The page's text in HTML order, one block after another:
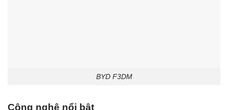
BYD F3DM
Công nghệ nổi bật